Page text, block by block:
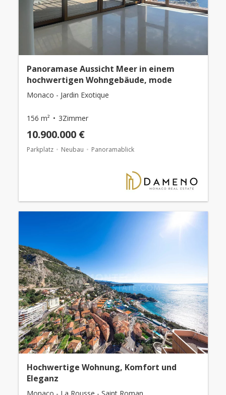
Panoramase Aussicht Meer in einem
hochwertigen Wohngebäude, mode
Monaco - Jardin Exotique
156 m² 3Zimmer
10.900.000 €
Parkplatz Neubau Panoramablick
Hochwertige Wohnung, Komfort und
Eleganz